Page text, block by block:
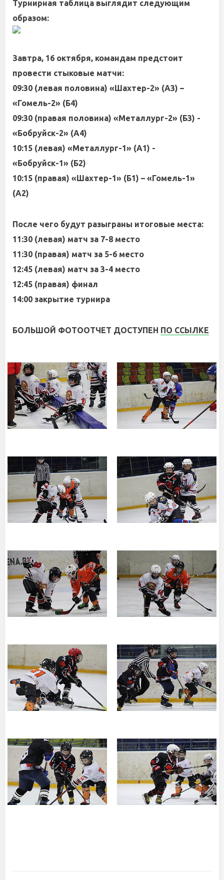
Турнирная таблица выглядит следующим
образом:
Завтра, 16 октября, командам предстоит
провести стыковые матчи:
09:30 (левая половина) «Шахтер-2» (А3) –
«Гомель-2» (Б4)
09:30 (правая половина) «Металлург-2» (Б3) -
«Бобруйск-2» (А4)
10:15 (левая) «Металлург-1» (А1) -
«Бобруйск-1» (Б2)
10:15 (правая) «Шахтер-1» (Б1) – «Гомель-1»
(А2)
После чего будут разыграны итоговые места:
11:30 (левая) матч за 7-8 место
11:30 (правая) матч за 5-6 место
12:45 (левая) матч за 3-4 место
12:45 (правая) финал
14:00 закрытие турнира
БОЛЬШОЙ ФОТООТЧЕТ ДОСТУПЕН ПО ССЫЛКЕ